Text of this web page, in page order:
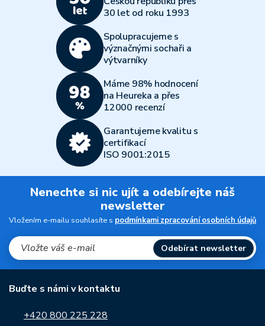
Všechny články30 let od roku 1993
Spolupracujeme s
význačnými sochaři a
výtvarníky
Máme 98% hodnocení
na Heureka a přes
12000 recenzí
Garantujeme kvalitu s
certifikací
ISO 9001:2015
Nenechte si nic ujít a odebírejte náš
newsletter
Vložením e-mailu souhlasíte s podmínkami zpracování osobních údajů
Odebírat newsletter
Buďte s námi v kontaktu
+420 800 225 228